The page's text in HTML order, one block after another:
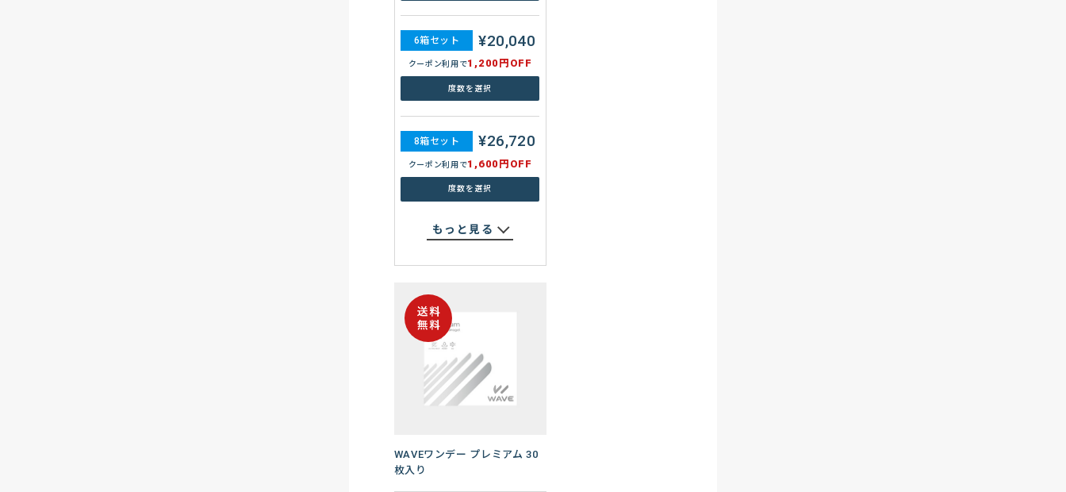
6箱セット ¥20,040
クーポン利用で1,200円OFF
度数を選択
8箱セット ¥26,720
クーポン利用で1,600円OFF
度数を選択
もっと見る
WAVEワンデー プレミアム 30
枚入り
度数を選択
6箱セット ¥12,840
度数を選択
8箱セット ¥17,040
度数を選択